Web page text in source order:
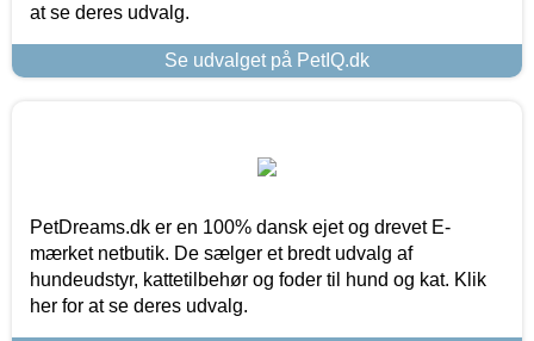
at se deres udvalg.
Se udvalget på PetIQ.dk
PetDreams.dk er en 100% dansk ejet og drevet E-
mærket netbutik. De sælger et bredt udvalg af
hundeudstyr, kattetilbehør og foder til hund og kat. Klik
her for at se deres udvalg.